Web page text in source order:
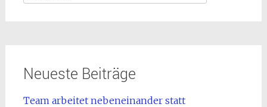
Neueste Beiträge
Team arbeitet nebeneinander statt